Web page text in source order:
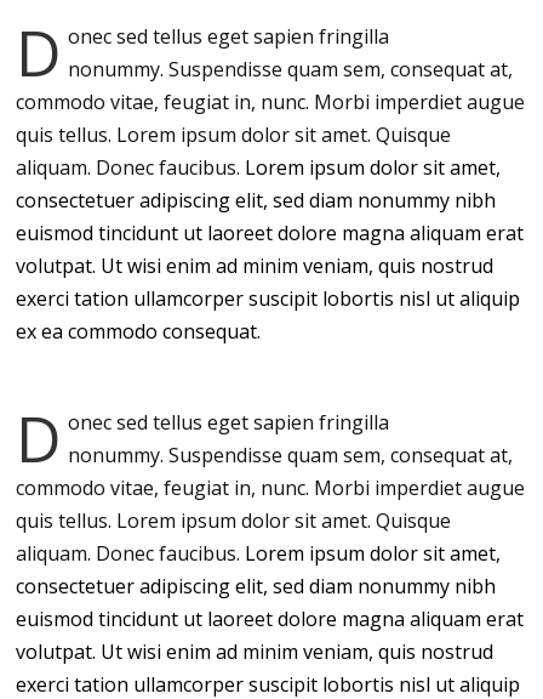
D onec sed tellus eget sapien fringilla
nonummy.Suspendisse quam sem, consequat at,
commodo vitae, feugiat in, nunc. Morbi imperdiet augue
quis tellus. Lorem ipsum dolor sit amet. Quisque
aliquam. Donec faucibus. Lorem ipsum dolor sit amet,
consectetuer adipiscing elit, sed diam nonummy nibh
euismod tincidunt ut laoreet dolore magna aliquam erat
volutpat. Ut wisi enim ad minim veniam, quis nostrud
exerci tation ullamcorper suscipit lobortis nisl ut aliquip
ex ea commodo consequat.
D onec sed tellus eget sapien fringilla
nonummy.Suspendisse quam sem, consequat at,
commodo vitae, feugiat in, nunc. Morbi imperdiet augue
quis tellus. Lorem ipsum dolor sit amet. Quisque
aliquam. Donec faucibus. Lorem ipsum dolor sit amet,
consectetuer adipiscing elit, sed diam nonummy nibh
euismod tincidunt ut laoreet dolore magna aliquam erat
volutpat. Ut wisi enim ad minim veniam, quis nostrud
exerci tation ullamcorper suscipit lobortis nisl ut aliquip